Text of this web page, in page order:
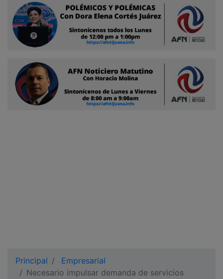
Principal
Empresarial
Necesario impulsar demanda de servicios
AFN
Ventas
Contacto
Reportero
Ciudadano